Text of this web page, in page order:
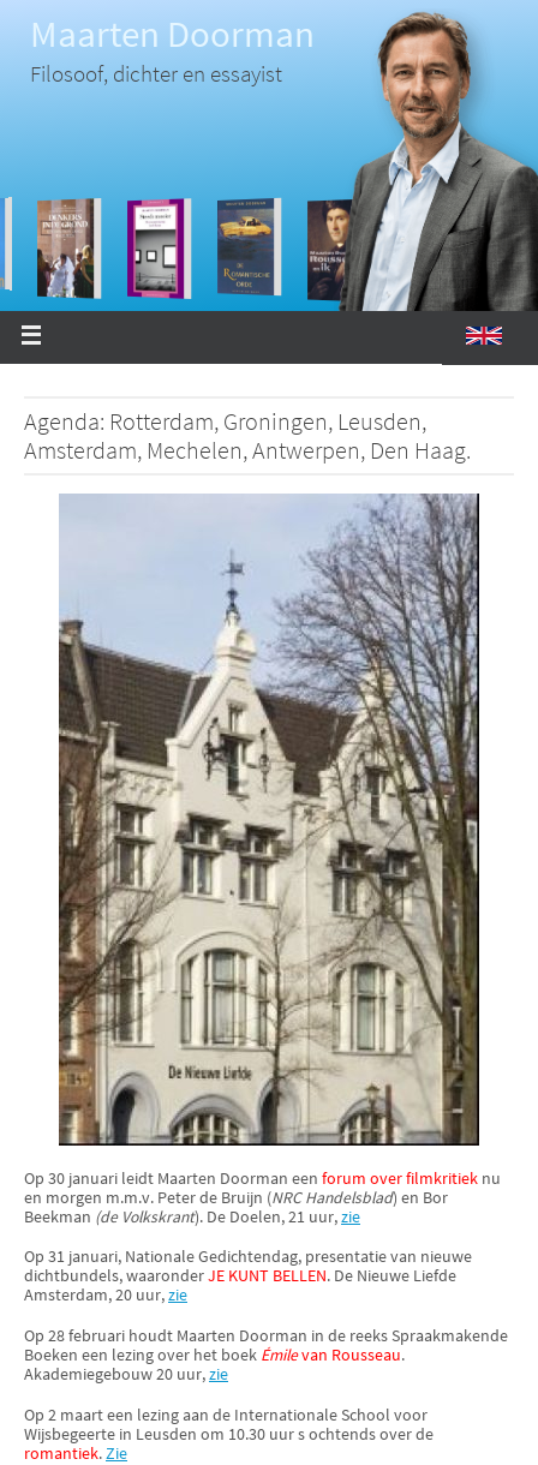
inhoud
Maarten Doorman
Filosoof, dichter en essayist
Agenda: Rotterdam, Groningen, Leusden,
Amsterdam, Mechelen, Antwerpen, Den Haag.
Op 30 januari leidt Maarten Doorman een forum over filmkritiek nu
en morgen m.m.v. Peter de Bruijn (NRC Handelsblad) en Bor
Beekman (de Volkskrant). De Doelen, 21 uur,zie
Op 31 januari, Nationale Gedichtendag, presentatie van nieuwe
dichtbundels, waaronderJE KUNT BELLEN. De Nieuwe Liefde
Amsterdam, 20 uur,zie
Op 28 februari houdt Maarten Doorman in de reeks Spraakmakende
Boeken een lezing over het boek Émilevan Rousseau.
Akademiegebouw 20 uur,zie
Op 2 maart een lezing aan de Internationale School voor
Wijsbegeerte in Leusden om 10.30 uur s ochtends over de
romantiek.Zie